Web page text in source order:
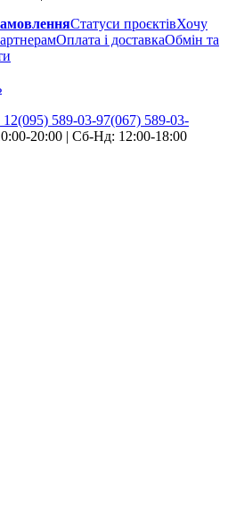
Статуси проєктівХочу
Оплата і доставкаОбмін та
12(095) 589-03-97(067) 589-03-
20:00 | Сб-Нд: 12:00-18:00